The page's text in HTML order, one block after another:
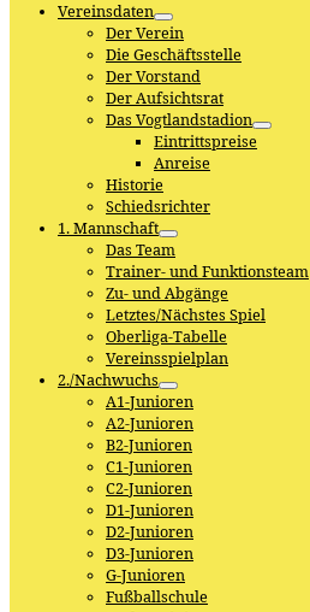
Vereinsdaten
Der Verein
Die Geschäftsstelle
Der Vorstand
Der Aufsichtsrat
Das Vogtlandstadion
Eintrittspreise
Anreise
Historie
Schiedsrichter
1. Mannschaft
Das Team
Trainer- und Funktionsteam
Zu- und Abgänge
Letztes/Nächstes Spiel
Oberliga-Tabelle
Vereinsspielplan
2./Nachwuchs
A1-Junioren
A2-Junioren
B2-Junioren
C1-Junioren
C2-Junioren
D1-Junioren
D2-Junioren
D3-Junioren
G-Junioren
Fußballschule